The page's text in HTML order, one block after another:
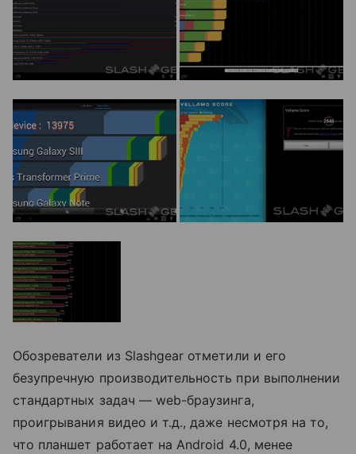
Обозреватели из Slashgear отметили и его
безупречную производительность при выполнении
стандартных задач — web-браузинга,
проигрывания видео и т.д., даже несмотря на то,
что планшет работает на Android 4.0, менее